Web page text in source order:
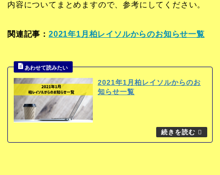
内容についてまとめますので、参考にしてください。
関連記事： 2021年1月柏レイソルからのお知らせ一覧
2021年1月柏レイソルからのお
知らせ一覧